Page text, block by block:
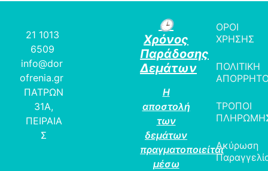
21 1013
6509
info@dor
ofrenia.gr
ΠΑΤΡΩΝ
31Α,
ΠΕΙΡΑΙΑ
Σ
🕒
Χρόνος
Παράδοσης
Δεμάτων
Η
αποστολή
των
δεμάτων
πραγματοποιείται
μέσω
ΟΡΟΙ
ΧΡΗΣΗΣ
ΠΟΛΙΤΙΚΗ
ΤΡΟΠΟΙ
Ακύρωση